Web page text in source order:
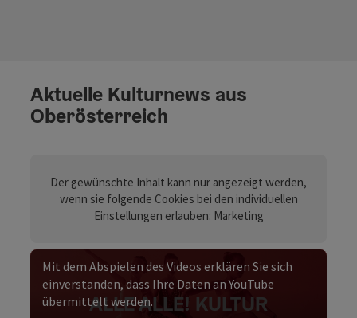
Aktuelle Kulturnews aus
Oberösterreich
Der gewünschte Inhalt kann nur angezeigt werden,
wenn sie folgende Cookies bei den individuellen
Einstellungen erlauben: Marketing
ALLE ALLE! KULTUR
Mit dem Abspielen des Videos erklären Sie sich
einverstanden, dass Ihre Daten an YouTube
übermittelt werden.